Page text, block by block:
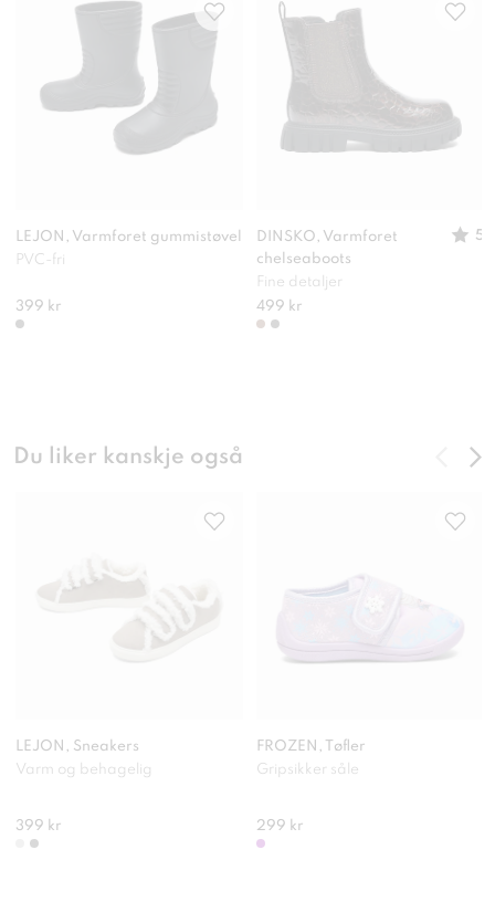
LEJON, Varmforet gummistøvel
PVC-fri
399 kr
DINSKO, Varmforet
chelseaboots
5
Fine detaljer
499 kr
Du liker kanskje også
LEJON, Sneakers
Varm og behagelig
399 kr
FROZEN, Tøfler
Gripsikker såle
299 kr